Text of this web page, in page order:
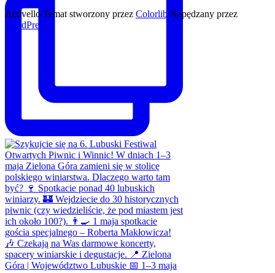
Activello Temat stworzony przez Colorlib Napędzany przez
WordPress